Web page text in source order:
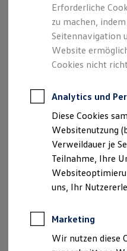
Leasing
Leasing-
Junge
Elektroauto
Kleinwagen-
Leasing
Autokredit
Versicherungen
Kfz-
Garantien
Wartungsverträge
Geschäftskunden
Professional
Großkunden
Behörden
Anpfiff zum Gewinn
Elektroautos
Größer.
Erforderliche
zu machen,
Seitennavigation
Website
Cookies nicht
Analytics und
Diese Cookies
Websitenutzung
Verweildauer je
Teilnahme, Ihre
uns, Ihr
Marketing
Wir nutzen diese